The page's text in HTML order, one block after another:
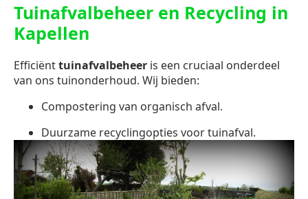
Tuinafvalbeheer en Recycling in
Kapellen
Efficiënttuinafvalbeheer is een cruciaal onderdeel
van ons tuinonderhoud. Wij bieden:
Compostering van organisch afval.
Duurzame recyclingopties voor tuinafval.